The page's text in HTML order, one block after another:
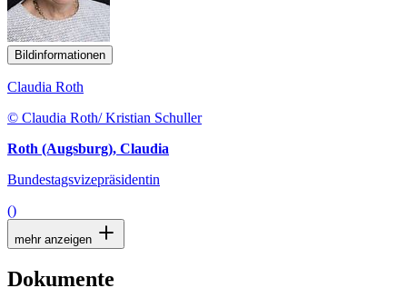
Bildinformationen
Claudia Roth
© Claudia Roth/ Kristian Schuller
Roth (Augsburg), Claudia
Bundestagsvizepräsidentin
()
mehr anzeigen
Dokumente